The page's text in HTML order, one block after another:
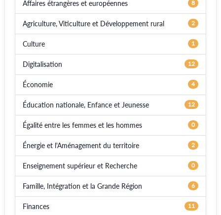
Affaires étrangères et européennes 8
Agriculture, Viticulture et Développement rural 2
Culture 1
Digitalisation 12
Économie 4
Éducation nationale, Enfance et Jeunesse 12
Égalité entre les femmes et les hommes 0
Énergie et l'Aménagement du territoire 2
Enseignement supérieur et Recherche 0
Famille, Intégration et la Grande Région 6
Finances 11